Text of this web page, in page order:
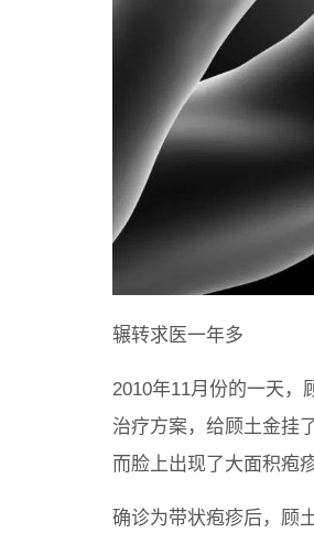
辗转求医一年多
2010年11月份的一天，
治疗方案，给顾土金挂
而脸上出现了大面积疱
确诊为带状疱疹后，顾